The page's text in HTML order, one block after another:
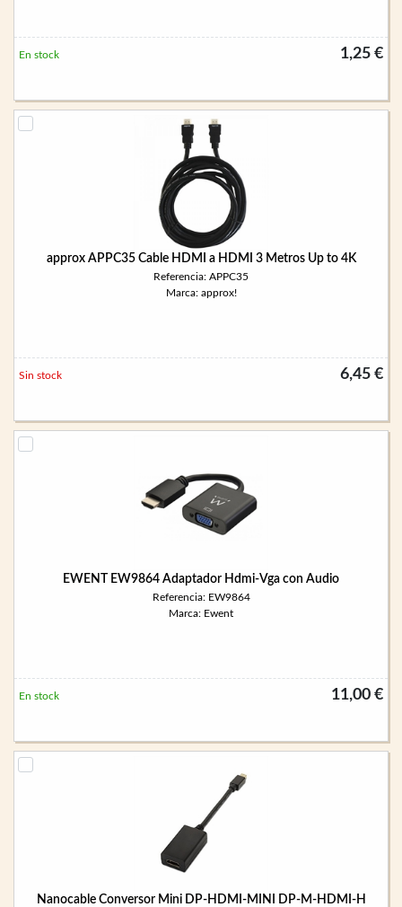
1,25 €
En stock
approx APPC35 Cable HDMI a HDMI 3 Metros Up to 4K
Referencia: APPC35
Marca: approx!
6,45 €
Sin stock
EWENT EW9864 Adaptador Hdmi-Vga con Audio
Referencia: EW9864
Marca: Ewent
11,00 €
En stock
Nanocable Conversor Mini DP-HDMI-MINI DP-M-HDMI-H